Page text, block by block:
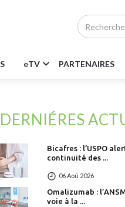
eTV PARTENAIRES
DERNIÉRES
Bicafres : l’USPO
continuité des ...
06 Aoû 2026
Omalizumab :
voie à la ...